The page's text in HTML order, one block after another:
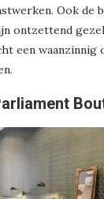
Ook de
ontzettend
een